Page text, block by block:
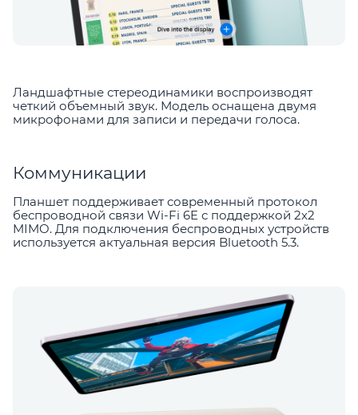
Ландшафтные стереодинамики воспроизводят
четкий объемный звук. Модель оснащена двумя
микрофонами для записи и передачи голоса.
Коммуникации
Планшет поддерживает современный протокол
беспроводной связи Wi-Fi 6E с поддержкой 2х2
MIMO. Для подключения беспроводных устройств
используется актуальная версия Bluetooth 5.3.